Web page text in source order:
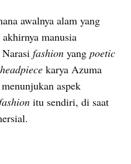
awalnya alam yang
manusia
fashion yang
headpiece karya Azuma
aspek
itu sendiri, di saat